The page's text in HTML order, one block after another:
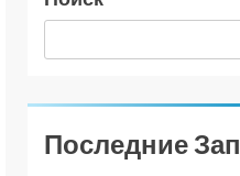
Последние